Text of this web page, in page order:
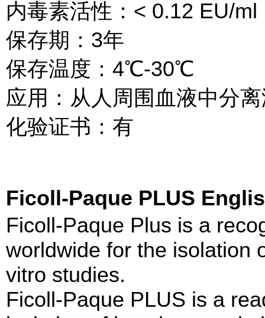
内毒素活性：< 0.12 EU/ml
保存期：3年
保存温度：4℃-30℃
应用：从人周围血液中分
化验证书：有
Ficoll-Paque PLUS
Ficoll-Paque Plus is a
worldwide for the isolation
vitro studies.
Ficoll-Paque PLUS is a